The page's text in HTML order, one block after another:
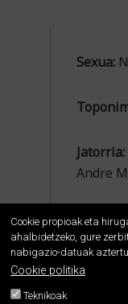
Sexua:
Jatorria:
Andre
Cookie propioak eta
ahalbidetzeko, gure
nabigazio-datuak
Cookie politika
Teknikoak